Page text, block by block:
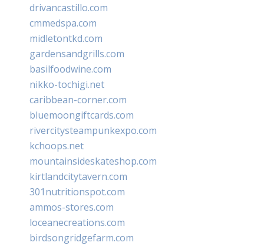
drivancastillo.com
cmmedspa.com
midletontkd.com
gardensandgrills.com
basilfoodwine.com
nikko-tochigi.net
caribbean-corner.com
bluemoongiftcards.com
rivercitysteampunkexpo.com
kchoops.net
mountainsideskateshop.com
kirtlandcitytavern.com
301nutritionspot.com
ammos-stores.com
loceanecreations.com
birdsongridgefarm.com